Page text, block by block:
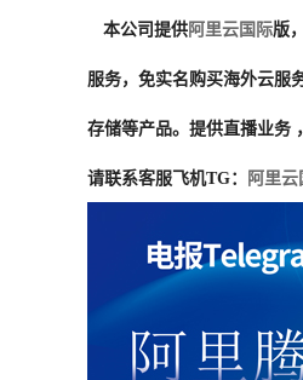
本公司提供阿里云国际版
服务，免实名购买海外云服
存储等产品。提供直播业务
请联系客服飞机TG： 阿里云